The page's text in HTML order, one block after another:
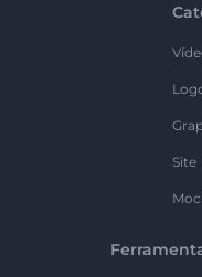
Site